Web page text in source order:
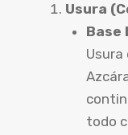
Usura
Base
Usura
todo